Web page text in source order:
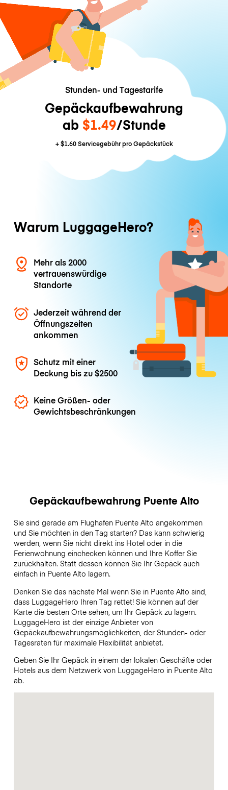
Stunden- und Tagestarife
Gepäckaufbewahrung
ab $1.49/Stunde
+$1.60Servicegebühr pro Gepäckstück
Warum LuggageHero?
Mehr als 2000
vertrauenswürdige
Standorte
Jederzeit während der
Öffnungszeiten
ankommen
Schutz mit einer
Deckung bis zu$2500
Keine Größen- oder
Gewichtsbeschränkungen
Gepäckaufbewahrung Puente Alto
Sie sind gerade am Flughafen Puente Alto angekommen
und Sie möchten in den Tag starten? Das kann schwierig
werden, wenn Sie nicht direkt ins Hotel oder in die
Ferienwohnung einchecken können und Ihre Koffer Sie
zurückhalten. Statt dessen können Sie Ihr Gepäck auch
einfach in Puente Alto lagern.
Denken Sie das nächste Mal wenn Sie in Puente Alto sind,
dass LuggageHero Ihren Tag rettet! Sie können auf der
Karte die besten Orte sehen, um Ihr Gepäck zu lagern.
LuggageHero ist der einzige Anbieter von
Gepäckaufbewahrungsmöglichkeiten, der Stunden- oder
Tagesraten für maximale Flexibilität anbietet.
Geben Sie Ihr Gepäck in einem der lokalen Geschäfte oder
Hotels aus dem Netzwerk von LuggageHero in Puente Alto
ab.